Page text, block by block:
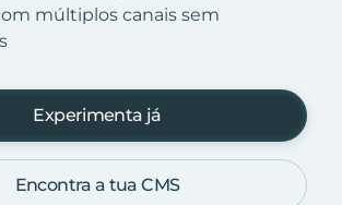
múltiplos canais sem
Experimenta já
Encontra a tua CMS